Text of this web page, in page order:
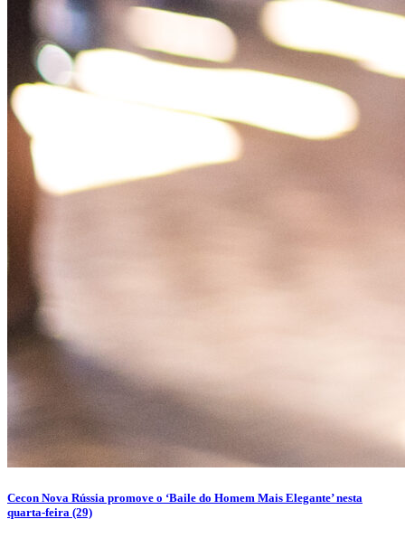
Cecon Nova Rússia promove o ‘Baile do Homem Mais Elegante’ nesta
quarta-feira (29)